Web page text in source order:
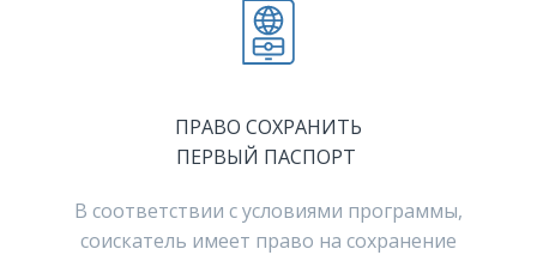
ПРАВО СОХРАНИТЬ
ПЕРВЫЙ ПАСПОРТ
В соответствии с условиями программы,
соискатель имеет право на сохранение